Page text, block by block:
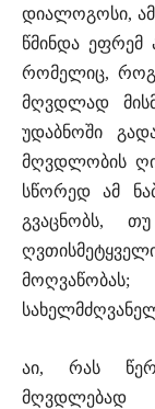
დიალოგოსი,
წმინდა
რომელიც,
მღვდლად
უდაბნოში
მღვდლობის
სწორედ ამ
გვაცნობს,
აი, რას
მღვდლებად